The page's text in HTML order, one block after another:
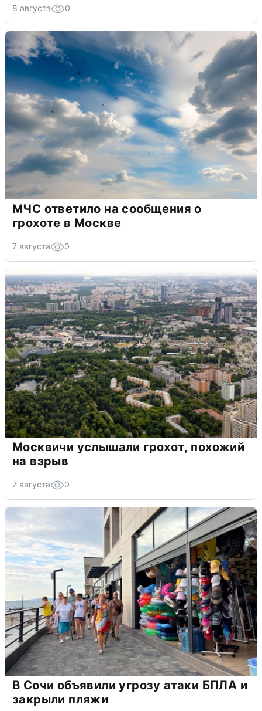
8 августа 0
МЧС ответило на сообщения о
грохоте в Москве
7 августа 0
Москвичи услышали грохот, похожий
на взрыв
7 августа 0
В Сочи объявили угрозу атаки БПЛА и
закрыли пляжи